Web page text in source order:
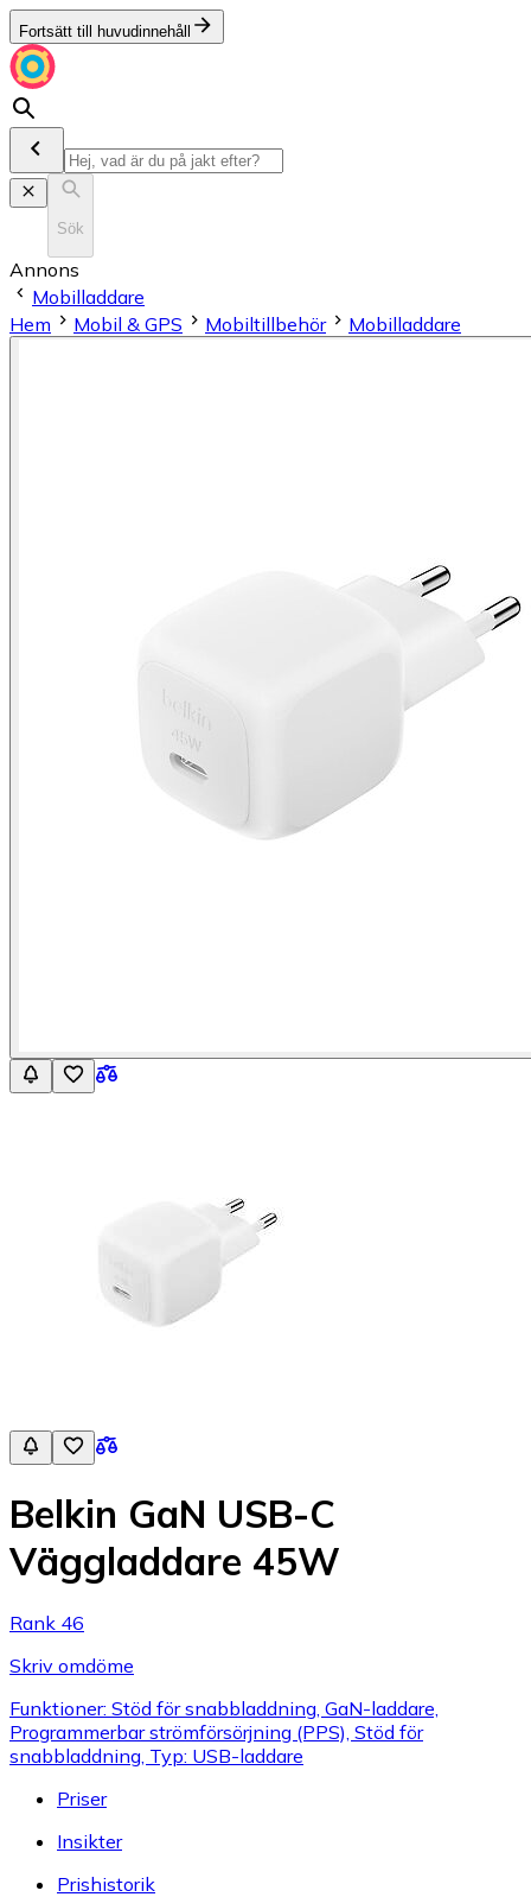
Fortsätt till huvudinnehåll
Sök
Annons
Mobilladdare
Hem
Mobil & GPS Mobiltillbehör Mobilladdare
Belkin GaN USB-C
Väggladdare 45W
Rank 46
Skriv omdöme
Funktioner: Stöd för snabbladdning, GaN-laddare,
Programmerbar strömförsörjning (PPS), Stöd för
snabbladdning, Typ: USB-laddare
Priser
Insikter
Prishistorik